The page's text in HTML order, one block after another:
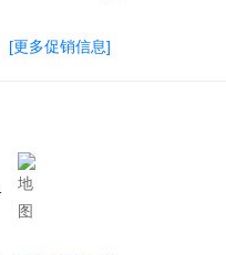
[更多促销信息]